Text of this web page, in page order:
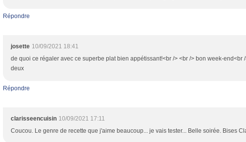
Répondre
josette 10/09/2021 18:41
de quoi ce régaler avec ce superbe plat bien appétissant!<br /> <br /> bon week-end<br
deux
Répondre
clarisseencuisin 10/09/2021 17:11
Coucou. Le genre de recette que j'aime beaucoup... je vais tester... Belle soirée. Bises